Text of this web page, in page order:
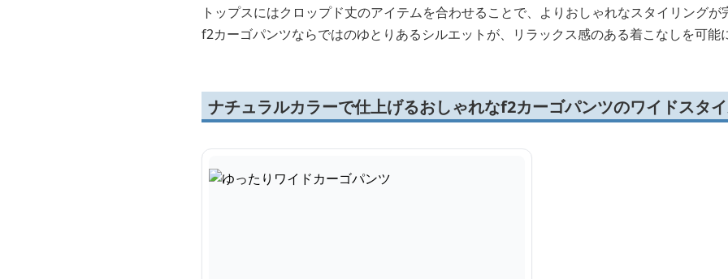
トップスにはクロップド丈のアイテムを合わせることで、よりおしゃれなスタイリングが
f2カーゴパンツならではのゆとりあるシルエットが、リラックス感のある着こなしを可能
ナチュラルカラーで仕上げるおしゃれなf2カーゴパンツのワイドスタ